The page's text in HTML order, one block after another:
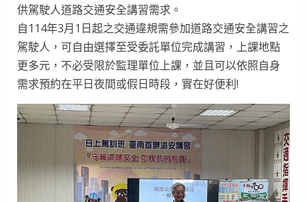
供駕駛人道路交通安全講習需求。
自114年3月1日起之交通違規需參加道路交通安全講習之
駕駛人，可自由選擇至受委託單位完成講習，上課地點
更多元，不必受限於監理單位上課，並且可以依照自身
需求預約在平日夜間或假日時段，實在好便利!